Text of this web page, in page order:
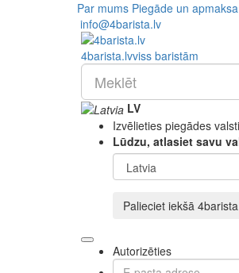
Par mums Piegāde un apmaksa
info@4barista.lv
4barista.lvviss baristām
LV
Izvēlieties piegādes valsti
Lūdzu, atlasiet savu
Palieciet iekšā
Autorizēties